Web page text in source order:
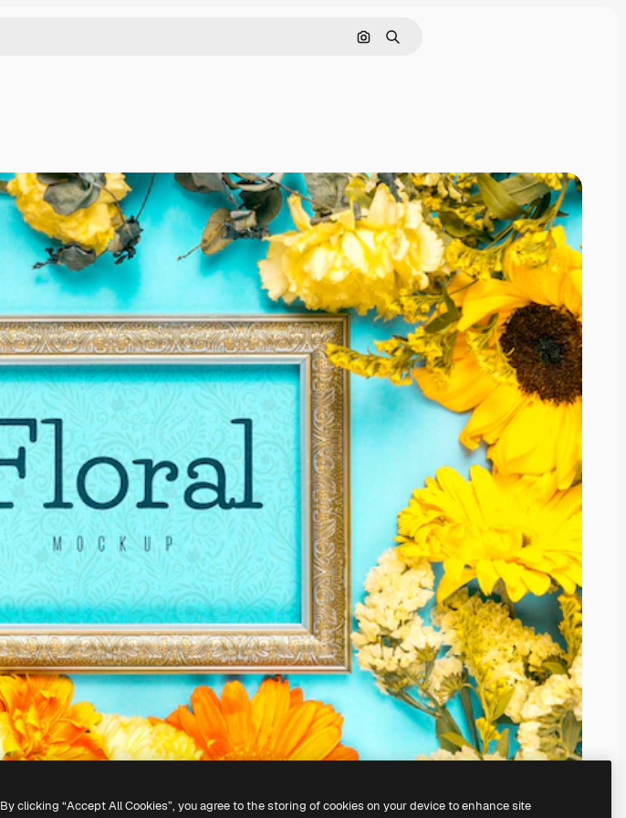
Cerca per immagine
Ricerca
By clicking “Accept All Cookies”, you agree to the storing of cookies on your device to enhance site